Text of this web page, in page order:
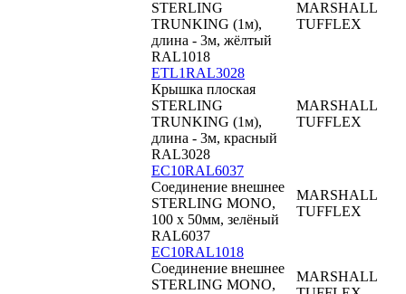
STERLING
TRUNKING (1м),
длина - 3м, жёлтый
RAL1018
MARSHALL
TUFFLEX
ETL1RAL3028
Крышка плоская
STERLING
TRUNKING (1м),
длина - 3м, красный
RAL3028
MARSHALL
TUFFLEX
EC10RAL6037
Соединение внешнее
STERLING MONO,
100 x 50мм, зелёный
RAL6037
MARSHALL
TUFFLEX
EC10RAL1018
Соединение внешнее
STERLING MONO,
MARSHALL